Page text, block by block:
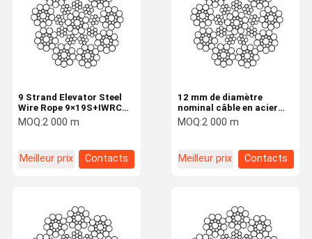
9 Strand Elevator Steel
Wire Rope 9×19S+IWRC
11mm Nominal Diameter
MOQ:2 000 m
Meilleur prix Contacts
12 mm de diamètre
nominal câble en acier
pour ascenseur 9 brin
MOQ:2 000 m
Meilleur prix Contacts